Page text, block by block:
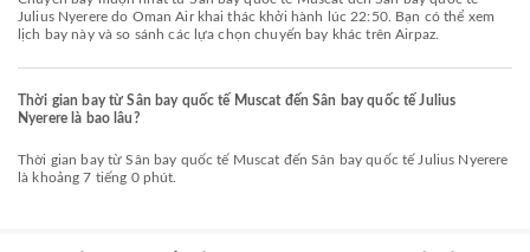
Julius Nyerere do Oman Air khai thác khởi hành lúc 22:50. Bạn có thể xem
lịch bay này và so sánh các lựa chọn chuyến bay khác trên Airpaz.
Thời gian bay từ Sân bay quốc tế Muscat đến Sân bay quốc tế Julius
Nyerere là bao lâu?
Thời gian bay từ Sân bay quốc tế Muscat đến Sân bay quốc tế Julius Nyerere
là khoảng 7 tiếng 0 phút.